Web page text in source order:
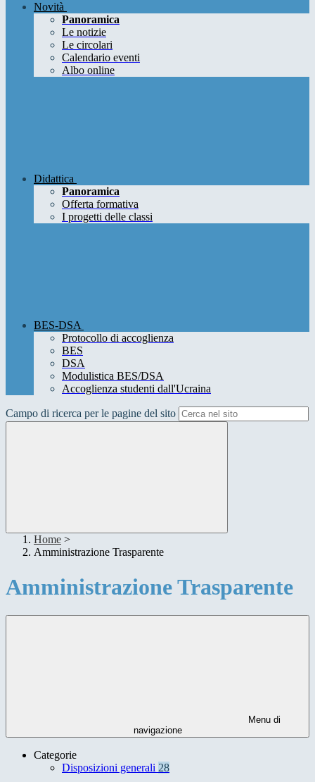
Novità
Panoramica
Le notizie
Le circolari
Calendario eventi
Albo online
Didattica
Panoramica
Offerta formativa
I progetti delle classi
BES-DSA
Protocollo di accoglienza
BES
DSA
Modulistica BES/DSA
Accoglienza studenti dall'Ucraina
Campo di ricerca per le pagine del sito
Home >
Amministrazione Trasparente
Amministrazione Trasparente
Menu di
navigazione
Categorie
Disposizioni generali 28